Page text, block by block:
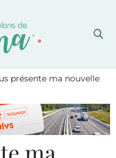
présente ma nouvelle